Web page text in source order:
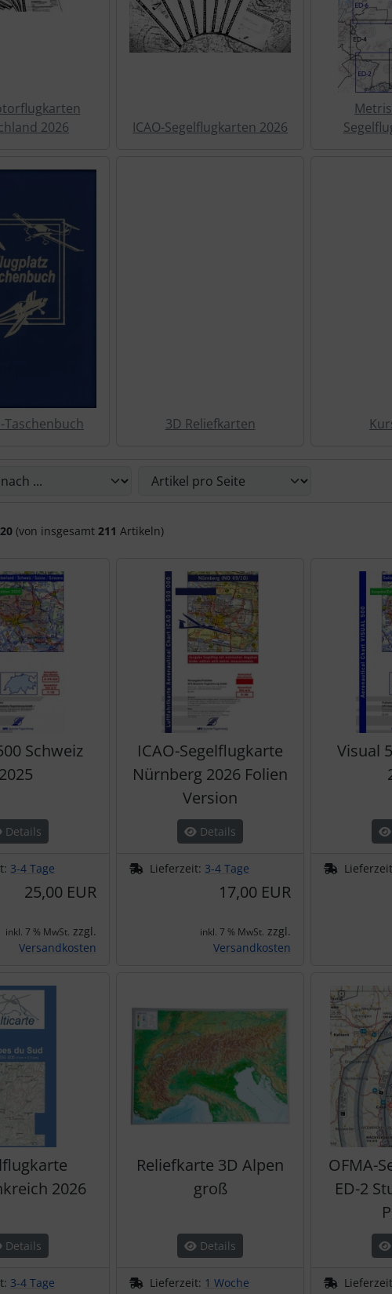
2026
ICAO-Segelflugkarten 2026
Taschenbuch 3D Reliefkarten
(von insgesamt 211 Artikeln)
Schweiz
2025
Details
3-4 Tage
25,00 EUR
inkl. 7 % MwSt. zzgl.
Versandkosten
ICAO-Segelflugkarte
Nürnberg 2026 Folien
Version
Details
Lieferzeit: 3-4 Tage
17,00 EUR
inkl. 7 % MwSt. zzgl.
Versandkosten
Visual
2026
Details
3-4 Tage
Reliefkarte 3D Alpen
groß
Details
Lieferzeit: 1 Woche
OFMA-
ED-2